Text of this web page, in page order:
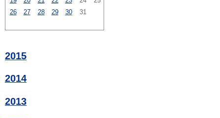
26
27 28 29 30 31
2015
2014
2013